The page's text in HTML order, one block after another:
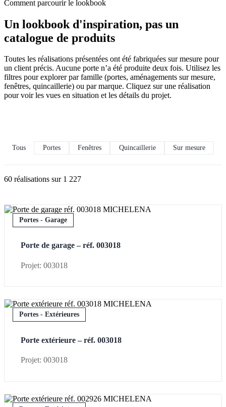
Comment parcourir le lookbook
Un lookbook d'inspiration, pas un
catalogue de produits
Toutes les réalisations présentées ont été fabriquées sur mesure pour
un client précis. Aucune porte n’a été produite deux fois. Utilisez les
filtres pour explorer par famille (portes, aménagements sur mesure,
fenêtres, quincaillerie) ou par marque. Cliquez sur une réalisation
pour voir les vues en situation et les détails du projet.
Tous Portes Fenêtres Quincaillerie Sur mesure
60 réalisations sur 1 227
Portes - Garage
Porte de garage – réf. 003018
Projet: 003018
Portes - Extérieures
Porte extérieure – réf. 003018
Projet: 003018